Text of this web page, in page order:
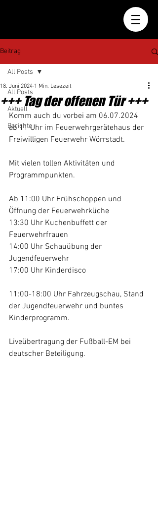
Beitrag
All Posts
Aktuell
Berichte
All Posts
+++ Tag der offenen Tür +++
18. Juni 2024 1 Min. Lesezeit
Komm auch du vorbei am 06.07.2024
ab 11 Uhr im Feuerwehrgerätehaus der
Freiwilligen Feuerwehr Wörrstadt.
Mit vielen tollen Aktivitäten und
Programmpunkten.
Ab 11:00 Uhr Frühschoppen und
Öffnung der Feuerwehrküche
13:30 Uhr Kuchenbuffett der
Feuerwehrfrauen
14:00 Uhr Schauübung der
Jugendfeuerwehr
17:00 Uhr Kinderdisco
11:00-18:00 Uhr Fahrzeugschau, Stand
der Jugendfeuerwehr und buntes
Kinderprogramm.
Liveübertragung der Fußball-EM bei
deutscher Beteiligung.